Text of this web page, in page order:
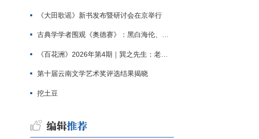
《大田歌谣》新书发布暨研讨会在京举行
古典学学者围观《奥德赛》：黑白海伦、佩涅罗佩的别针与神秘入侵者
《百花洲》2026年第4期｜巽之先生：老兵朱向前侧记三题
第十届云南文学艺术奖评选结果揭晓
挖土豆